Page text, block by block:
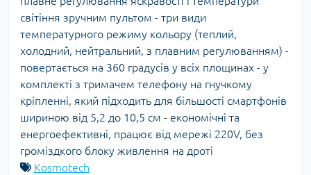
світіння зручним пультом - три види
температурного режиму кольору (теплий,
холодний, нейтральний, з плавним регулюванням) -
повертається на 360 градусів у всіх площинах - у
комплекті з тримачем телефону на гнучкому
кріпленні, який підходить для більшості смартфонів
шириною від 5,2 до 10,5 см - економічні та
енергоефективні, працює від мережі 220V, без
громіздкого блоку живлення на дроті
Kosmotech